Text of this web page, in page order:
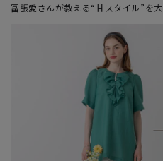
冨張愛さんが教える“甘スタイル”を